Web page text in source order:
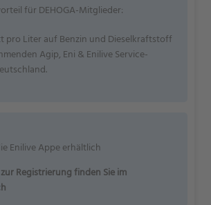
für DEHOGA-Mitglieder:
pro Liter auf Benzin und Dieselkraftstoff
Agip, Eni & Enilive Service-
Enilive Appe erhältlich
Registrierung finden Sie im